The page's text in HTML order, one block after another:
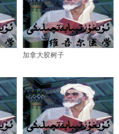
加拿大胶树子